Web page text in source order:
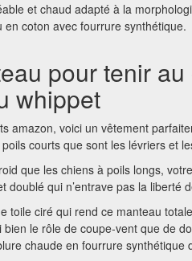
et chaud adapté à la
en coton avec fourrure synthétique.
pour tenir
whippet
amazon, voici un vêtement
courts que sont les lévriers et
que les chiens à poils longs,
doublé qui n’entrave pas la liberté
toile ciré qui rend ce manteau
bien le rôle de coupe-vent que de
chaude en fourrure synthétique